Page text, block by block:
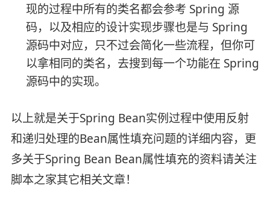
现的过程中所有的类名都会参考 Spring 源
码，以及相应的设计实现步骤也是与 Spring
源码中对应，只不过会简化一些流程，但你可
以拿相同的类名，去搜到每一个功能在 Spring
源码中的实现。
以上就是关于Spring Bean实例过程中使用反射
和递归处理的Bean属性填充问题的详细内容，更
多关于Spring Bean Bean属性填充的资料请关注
脚本之家其它相关文章！